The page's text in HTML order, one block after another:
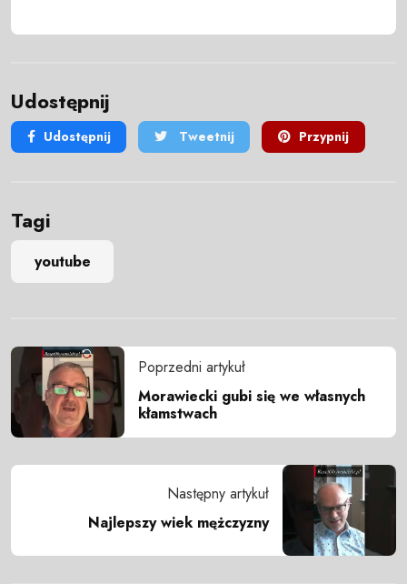
Udostępnij
Udostępnij Tweetnij Przypnij
Tagi
youtube
Poprzedni artykuł
Morawiecki gubi się we własnych
kłamstwach
Następny artykuł
Najlepszy wiek mężczyzny